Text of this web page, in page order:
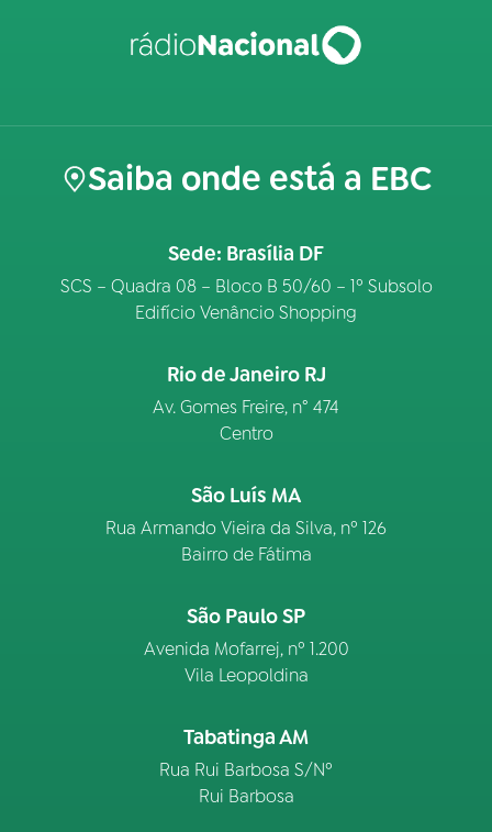
Saiba onde está a EBC
Sede: Brasília DF
SCS – Quadra 08 – Bloco B 50/60 – 1º Subsolo
Edifício Venâncio Shopping
Rio de Janeiro RJ
Av. Gomes Freire, n° 474
Centro
São Luís MA
Rua Armando Vieira da Silva, nº 126
Bairro de Fátima
São Paulo SP
Avenida Mofarrej, nº 1.200
Vila Leopoldina
Tabatinga AM
Rua Rui Barbosa S/Nº
Rui Barbosa